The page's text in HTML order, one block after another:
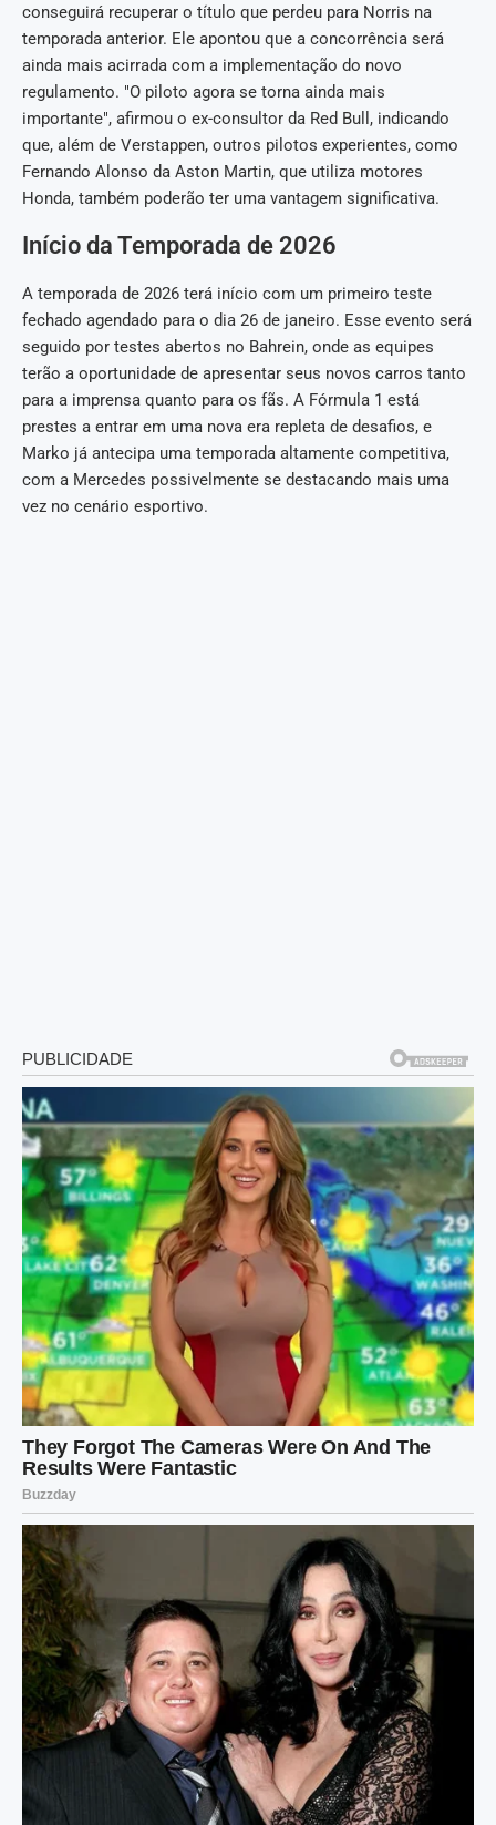
conseguirá recuperar o título que perdeu para Norris na
temporada anterior. Ele apontou que a concorrência será
ainda mais acirrada com a implementação do novo
regulamento. "O piloto agora se torna ainda mais
importante", afirmou o ex-consultor da Red Bull, indicando
que, além de Verstappen, outros pilotos experientes, como
Fernando Alonso da Aston Martin, que utiliza motores
Honda, também poderão ter uma vantagem significativa.
Início da Temporada de 2026
A temporada de 2026 terá início com um primeiro teste
fechado agendado para o dia 26 de janeiro. Esse evento será
seguido por testes abertos no Bahrein, onde as equipes
terão a oportunidade de apresentar seus novos carros tanto
para a imprensa quanto para os fãs. A Fórmula 1 está
prestes a entrar em uma nova era repleta de desafios, e
Marko já antecipa uma temporada altamente competitiva,
com a Mercedes possivelmente se destacando mais uma
vez no cenário esportivo.